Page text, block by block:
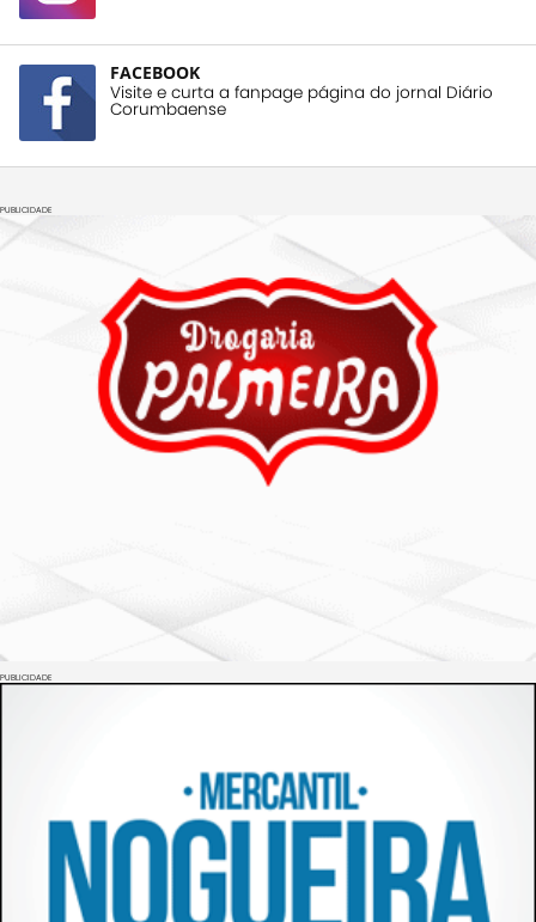
FACEBOOK
Visite e curta a fanpage página do jornal Diário
Corumbaense
PUBLICIDADE
PUBLICIDADE